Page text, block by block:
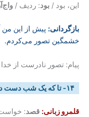
این، بود / بود: ردیف /
بازگردانی: پیش از این من
خشمگین تصور می‌کردم.
پیام: تصور نادرست از خدا
۱۴- تا که یک شب دست در دست پدر / راه افتادم به قصد یک سفر
قلمرو زبانی: قصد: